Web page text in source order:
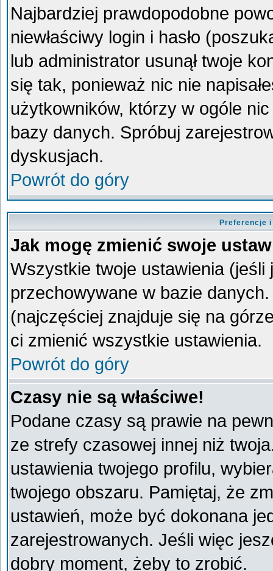
Najbardziej prawdopodobne
niewłaściwy login i hasło
lub administrator usunął twoje
się tak, ponieważ nic nie
użytkowników, którzy w ogóle
bazy danych. Spróbuj
dyskusjach.
Powrót do góry
Preferencje
Jak mogę zmienić swoje
Wszystkie twoje ustawienia
przechowywane w bazie
(najczęściej znajduje się na
ci zmienić wszystkie ustawienia.
Powrót do góry
Czasy nie są właściwe!
Podane czasy są prawie na
ze strefy czasowej innej niż
ustawienia twojego profilu,
twojego obszaru. Pamiętaj, że
ustawień, może być dokonana
zarejestrowanych. Jeśli więc
dobry moment, żeby to zrobić.